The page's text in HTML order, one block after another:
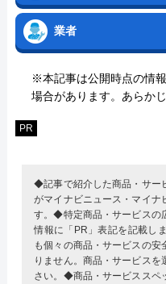
業者
※本記事は公開時点の情
場合があります。あらか
PR
◆記事で紹介した商品・サー
がマイナビニュース・マイナ
す。◆特定商品・サービスの
情報に「PR」表記を記載し
も個々の商品・サービスの
りません。商品・サービス
さい。◆商品・サービススペ